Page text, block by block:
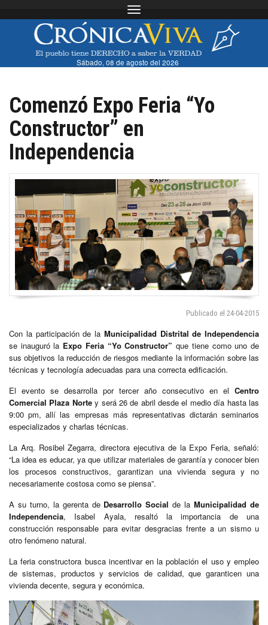
Toggle navigation
Sábado, 08 de agosto del 2026
Comenzó Expo Feria “Yo
Constructor” en
Independencia
Publicado el 24-04-2015
Con la participación de la Municipalidad Distrital de Independencia
se inauguró la Expo Feria “Yo Constructor” que tiene como uno de
sus objetivos la reducción de riesgos mediante la información sobre las
técnicas y tecnología adecuadas para una correcta edificación.
El evento se desarrolla por tercer año consecutivo en el Centro
Comercial Plaza Nortey será 26 de abril desde el medio día hasta las
9:00 pm, allí las empresas más representativas dictarán seminarios
especializados y charlas técnicas.
La Arq. Rosibel Zegarra, directora ejecutiva de la Expo Feria, señaló:
“La idea es educar, ya que utilizar materiales de garantía y conocer bien
los procesos constructivos, garantizan una vivienda segura y no
necesariamente costosa como se piensa”.
A su turno, la gerenta de Desarrollo Social de laMunicipalidad de
Independencia, Isabel Ayala, resaltó la importancia de una
construcción responsable para evitar desgracias frente a un sismo u
otro fenómeno natural.
La feria constructora busca incentivar en la población el uso y empleo
de sistemas, productos y servicios de calidad, que garanticen una
vivienda decente, segura y económica.